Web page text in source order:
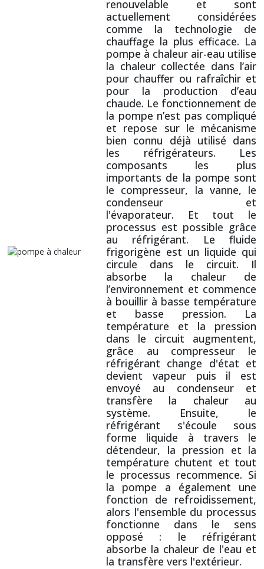
renouvelable et sont
actuellement considérées
comme la technologie de
chauffage la plus efficace. La
pompe à chaleur air-eau utilise
la chaleur collectée dans l’air
pour chauffer ou rafraîchir et
pour la production d’eau
chaude. Le fonctionnement de
la pompe n’est pas compliqué
et repose sur le mécanisme
bien connu déjà utilisé dans
les réfrigérateurs. Les
composants les plus
importants de la pompe sont
le compresseur, la vanne, le
condenseur et
l'évaporateur. Et tout le
processus est possible grâce
au réfrigérant. Le fluide
frigorigène est un liquide qui
circule dans le circuit. Il
absorbe la chaleur de
l’environnement et commence
à bouillir à basse température
et basse pression. La
température et la pression
dans le circuit augmentent,
grâce au compresseur le
réfrigérant change d'état et
devient vapeur puis il est
envoyé au condenseur et
transfère la chaleur au
système. Ensuite, le
réfrigérant s'écoule sous
forme liquide à travers le
détendeur, la pression et la
température chutent et tout
le processus recommence. Si
la pompe a également une
fonction de refroidissement,
alors l'ensemble du processus
fonctionne dans le sens
opposé : le réfrigérant
absorbe la chaleur de l'eau et
la transfère vers l'extérieur.